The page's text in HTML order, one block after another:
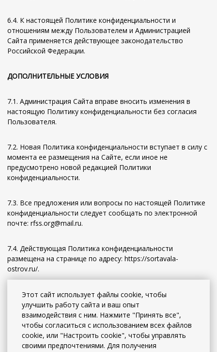
Этот сайт использует файлы cookie, чтобы
улучшить работу сайта и ваш опыт
взаимодействия с ним. Нажмите "Принять все",
чтобы согласиться с использованием всех файлов
cookie, или "Настроить cookie", чтобы управлять
своими предпочтениями. Для получения
6.4. К настоящей Политике конфиденциальности и
отношениям между Пользователем и Администрацией
Сайта применяется действующее законодательство
Российской Федерации.
ДОПОЛНИТЕЛЬНЫЕ УСЛОВИЯ
7.1. Администрация Сайта вправе вносить изменения в
настоящую Политику конфиденциальности без согласия
Пользователя.
7.2. Новая Политика конфиденциальности вступает в силу с
момента ее размещения на Сайте, если иное не
предусмотрено новой редакцией Политики
конфиденциальности.
7.3. Все предложения или вопросы по настоящей Политике
конфиденциальности следует сообщать по электронной
почте: rfss.org@mail.ru.
7.4. Действующая Политика конфиденциальности
размещена на странице по адресу: https://sortavala-
ostrov.ru/.
7.5. Настоящая Политика конфиденциальности является
неотъемлемой частью Соглашения об использовании
Сайта, размещенного на странице по адресу:
https://sortavala-ostrov.ru/